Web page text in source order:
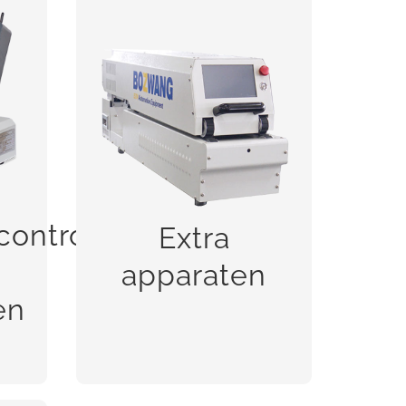
Extra
apparaten
Extra apparaten
BEKIJK!